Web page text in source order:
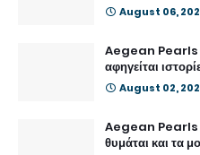
August 06,
Aegean Pearls |
αφηγείται
August 02,
Aegean Pearls |
θυμάται και τα